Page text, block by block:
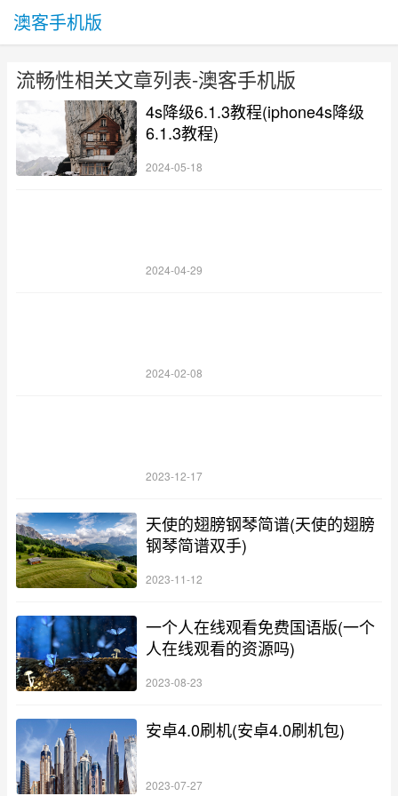
澳客手机版
流畅性相关文章列表-澳客手机版
4s降级6.1.3教程(iphone4s降级
6.1.3教程)
2024-05-18
2024-04-29
2024-02-08
2023-12-17
天使的翅膀钢琴简谱(天使的翅膀
钢琴简谱双手)
2023-11-12
一个人在线观看免费国语版(一个
人在线观看的资源吗)
2023-08-23
安卓4.0刷机(安卓4.0刷机包)
2023-07-27